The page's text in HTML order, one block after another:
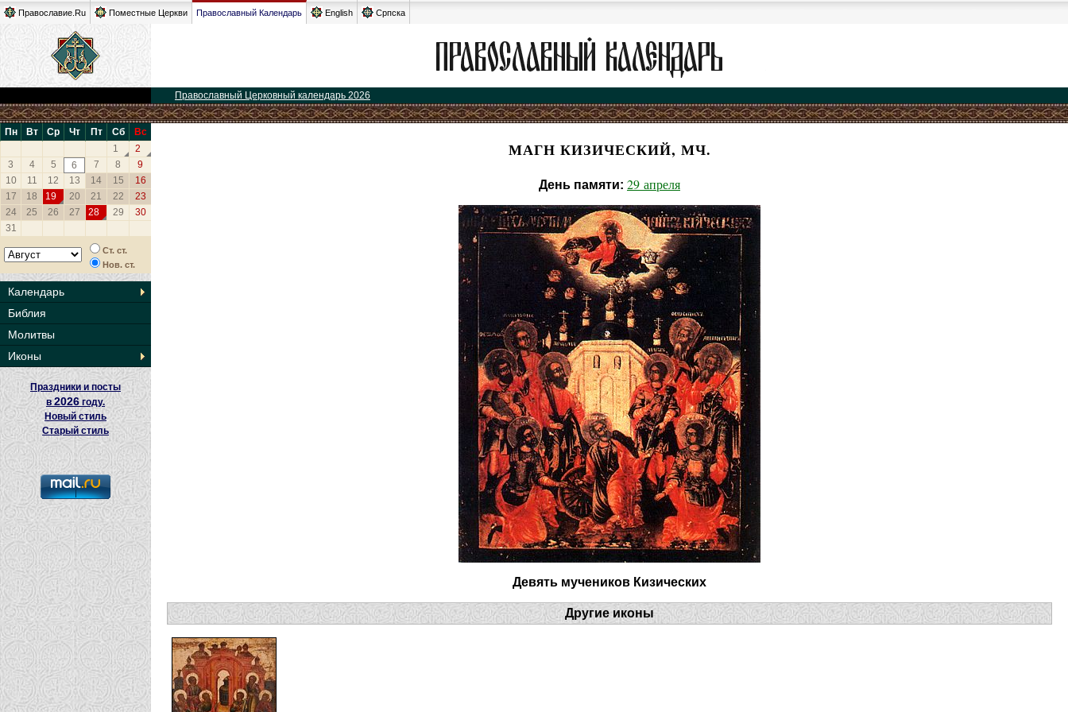
Православие.Ru Поместные Церкви Православный Календарь English Српска
Православный Церковный календарь 2026
Пн Вт Ср Чт Пт Сб
Вс
1
2
3
4 5 6 7 8
9
10
11 12 13 14 15
16
17
18 19 20 21 22
23
24
25 26 27 28 29
30
31
Ст. ст.
Нов. ст.
Календарь
Библия
Молитвы
Иконы
Праздники и посты
в2026 году.
Новый стиль
Старый стиль
МАГН КИЗИЧЕСКИЙ, МЧ.
День памяти: 29 апреля
Девять мучеников Кизических
Другие иконы